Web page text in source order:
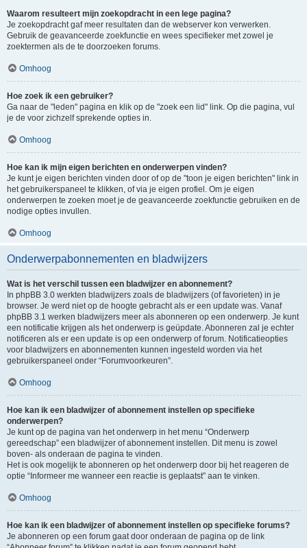
Waarom resulteert mijn zoekopdracht in een lege pagina?
Je zoekopdracht gaf meer resultaten dan de webserver kon verwerken.
Gebruik de geavanceerde zoekfunctie en wees specifieker met zowel je
zoektermen als de te doorzoeken forums.
Omhoog
Hoe zoek ik een gebruiker?
Ga naar de "leden" pagina en klik op de "zoek een lid" link. Op die pagina, vul
je de voor zichzelf sprekende opties in.
Omhoog
Hoe kan ik mijn eigen berichten en onderwerpen vinden?
Je kunt je eigen berichten vinden door of op de "toon je eigen berichten" link in
het gebruikerspaneel te klikken, of via je eigen profiel. Om je eigen
onderwerpen te zoeken moet je de geavanceerde zoekfunctie gebruiken en de
nodige opties invullen.
Omhoog
Onderwerpabonnementen en bladwijzers
Wat is het verschil tussen een bladwijzer en abonnement?
In phpBB 3.0 werkten bladwijzers zoals de bladwijzers (of favorieten) in je
browser. Je werd niet op de hoogte gebracht als er een update was. Vanaf
phpBB 3.1 werken bladwijzers meer als abonneren op een onderwerp. Je kunt
een notificatie krijgen als het onderwerp is geüpdate. Abonneren zal je echter
notificeren als er een update is op een onderwerp of forum. Notificatieopties
voor bladwijzers en abonnementen kunnen ingesteld worden via het
gebruikerspaneel onder “Forumvoorkeuren”.
Omhoog
Hoe kan ik een bladwijzer of abonnement instellen op specifieke
onderwerpen?
Je kunt op de pagina van het onderwerp in het menu “Onderwerp
gereedschap” een bladwijzer of abonnement instellen. Dit menu is zowel
boven- als onderaan de pagina te vinden.
Het is ook mogelijk te abonneren op het onderwerp door bij het reageren de
optie “Informeer me wanneer een reactie is geplaatst” aan te vinken.
Omhoog
Hoe kan ik een bladwijzer of abonnement instellen op specifieke forums?
Je abonneren op een forum gaat door onderaan de pagina op de link